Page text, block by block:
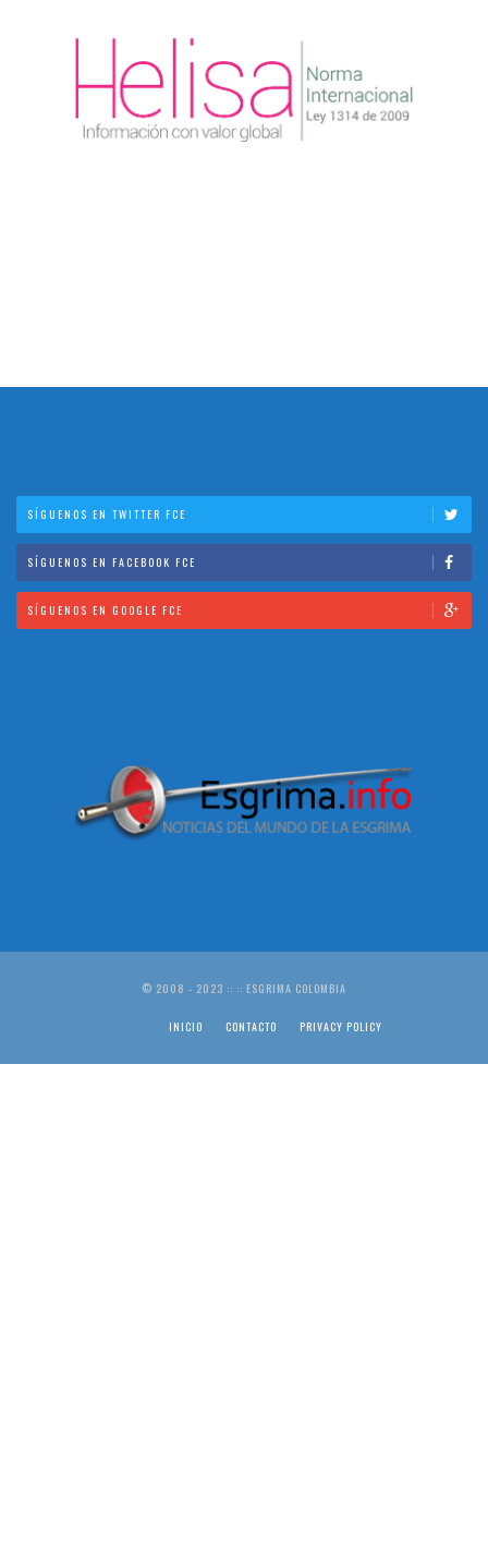
SÍGUENOS EN TWITTER FCE
SÍGUENOS EN FACEBOOK FCE
SÍGUENOS EN GOOGLE FCE
© 2008 - 2023 :: :: ESGRIMA COLOMBIA
INICIO CONTACTO PRIVACY POLICY